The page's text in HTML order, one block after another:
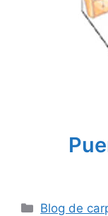
Categorías
Blog de